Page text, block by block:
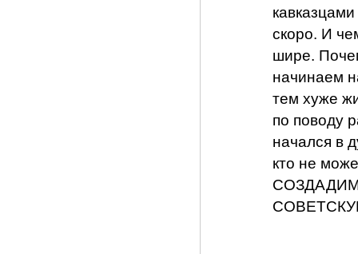
скоро. И
шире.
начинаем
тем хуже
по поводу
начался в
кто не